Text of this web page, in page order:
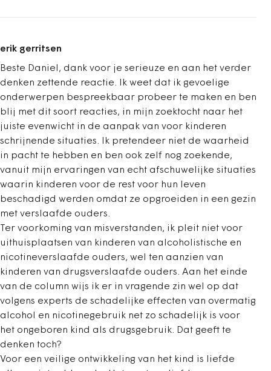
erik gerritsen
Beste Daniel, dank voor je serieuze en aan het verder
denken zettende reactie. Ik weet dat ik gevoelige
onderwerpen bespreekbaar probeer te maken en ben
blij met dit soort reacties, in mijn zoektocht naar het
juiste evenwicht in de aanpak van voor kinderen
schrijnende situaties. Ik pretendeer niet de waarheid
in pacht te hebben en ben ook zelf nog zoekende,
vanuit mijn ervaringen van echt afschuwelijke situaties
waarin kinderen voor de rest voor hun leven
beschadigd werden omdat ze opgroeiden in een gezin
met verslaafde ouders.
Ter voorkoming van misverstanden, ik pleit niet voor
uithuisplaatsen van kinderen van alcoholistische en
nicotineverslaafde ouders, wel ten aanzien van
kinderen van drugsverslaafde ouders. Aan het einde
van de column wijs ik er in vragende zin wel op dat
volgens experts de schadelijke effecten van overmatig
alcohol en nicotinegebruik net zo schadelijk is voor
het ongeboren kind als drugsgebruik. Dat geeft te
denken toch?
Voor een veilige ontwikkeling van het kind is liefde